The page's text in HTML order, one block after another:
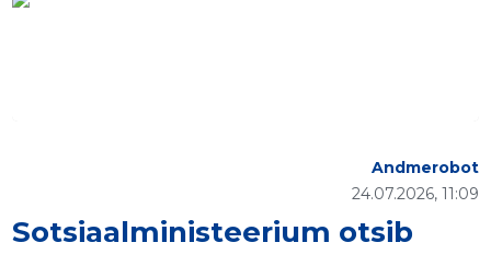
Sotsiaalministeerium otsib
24.07.2026, 11:09
Andmerobot